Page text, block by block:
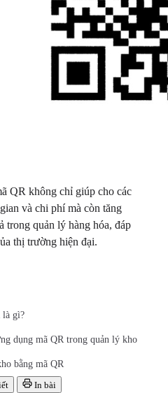
QR không chỉ giúp cho các
và chi phí mà còn tăng
trong quản lý hàng hóa, đáp
thị trường hiện đại.
là gì?
dụng mã QR trong quản lý kho
bằng mã QR
In bài